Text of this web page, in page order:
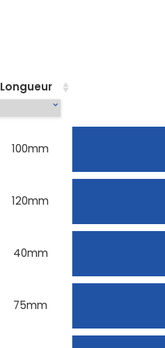
Longueur
100mm
120mm
40mm
75mm